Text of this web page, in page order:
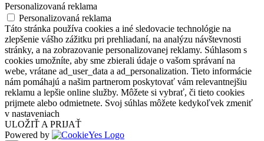
Personalizovaná reklama
Personalizovaná reklama
Táto stránka používa cookies a iné sledovacie technológie na
zlepšenie vášho zážitku pri prehliadaní, na analýzu návštevnosti
stránky, a na zobrazovanie personalizovanej reklamy. Súhlasom s
cookies umožníte, aby sme zbierali údaje o vašom správaní na
webe, vrátane ad_user_data a ad_personalization. Tieto informácie
nám pomáhajú a našim partnerom poskytovať vám relevantnejšiu
reklamu a lepšie online služby. Môžete si vybrať, či tieto cookies
prijmete alebo odmietnete. Svoj súhlas môžete kedykoľvek zmeniť
v nastaveniach
ULOŽIŤ A PRIJAŤ
Powered by